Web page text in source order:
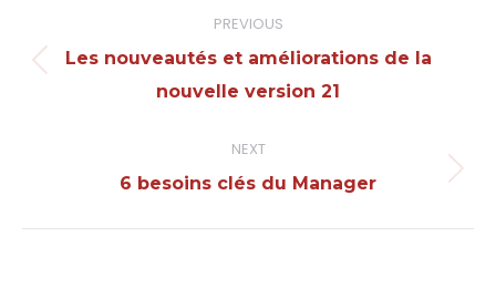
navigation
PREVIOUS
post:
Les nouveautés et améliorations de la
nouvelle version 21
NEXT
Next
6 besoins clés du Manager